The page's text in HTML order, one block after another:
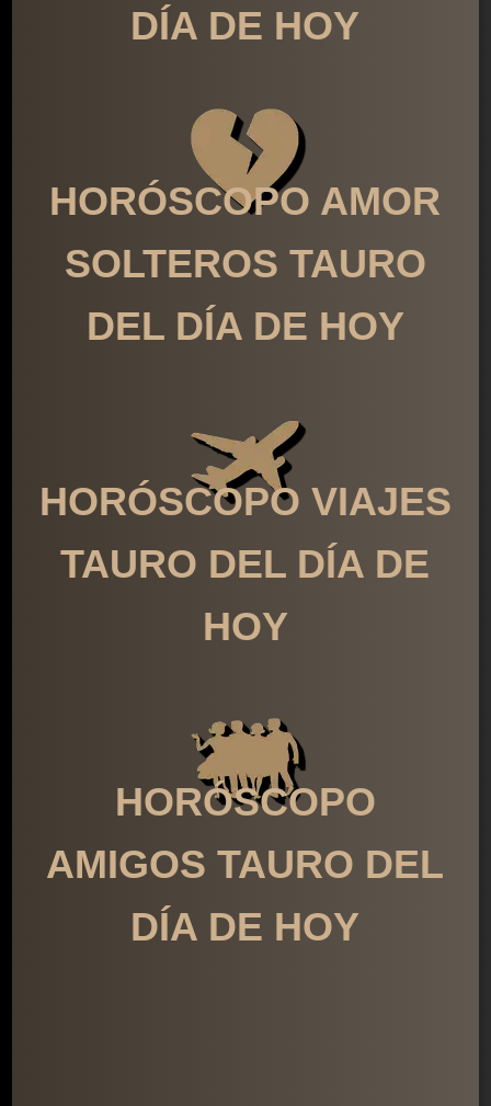
DÍA DE HOY
HORÓSCOPO AMOR
SOLTEROS TAURO
DEL DÍA DE HOY
HORÓSCOPO VIAJES
TAURO DEL DÍA DE
HOY
HORÓSCOPO
AMIGOS TAURO DEL
DÍA DE HOY